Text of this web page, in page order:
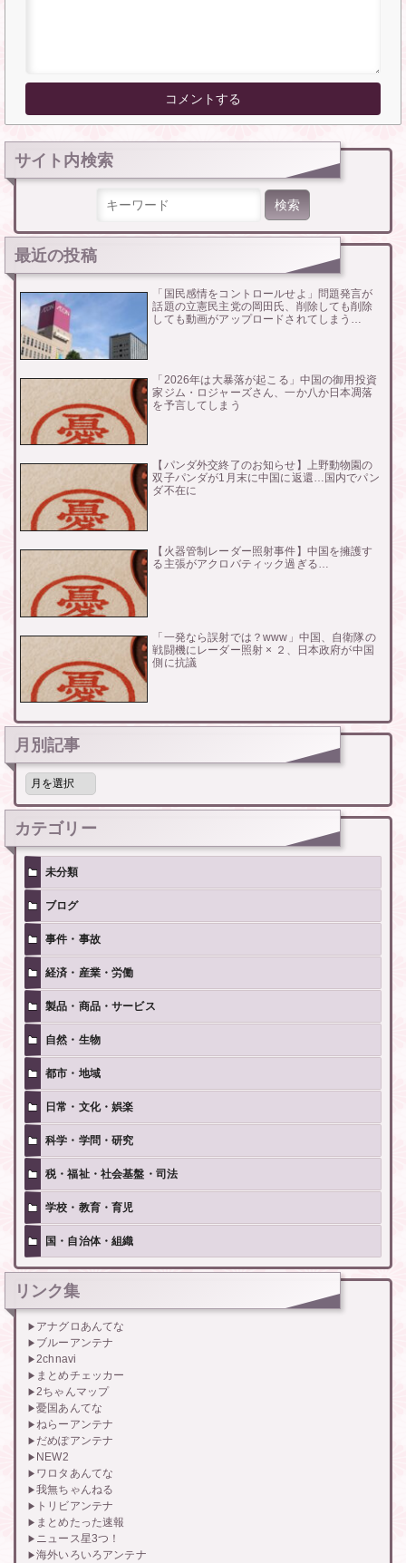
サイト内検索
最近の投稿
「国民感情をコントロールせよ」問題発言が
話題の立憲民主党の岡田氏、削除しても削除
しても動画がアップロードされてしまう…
「2026年は大暴落が起こる」中国の御用投資
家ジム・ロジャーズさん、一か八か日本凋落
を予言してしまう
【パンダ外交終了のお知らせ】上野動物園の
双子パンダが1月末に中国に返還…国内でパン
ダ不在に
【火器管制レーダー照射事件】中国を擁護す
る主張がアクロバティック過ぎる…
「一発なら誤射では？www」中国、自衛隊の
戦闘機にレーダー照射 × ２、日本政府が中国
側に抗議
月別記事
月
記
事
カテゴリー
未分類
ブログ
事件・事故
経済・産業・労働
製品・商品・サービス
自然・生物
都市・地域
日常・文化・娯楽
科学・学問・研究
税・福祉・社会基盤・司法
学校・教育・育児
国・自治体・組織
リンク集
アナグロあんてな
ブルーアンテナ
2chnavi
まとめチェッカー
2ちゃんマップ
憂国あんてな
ねらーアンテナ
だめぽアンテナ
NEW2
ワロタあんてな
我無ちゃんねる
トリビアンテナ
まとめたった速報
ニュース星3つ！
海外いろいろアンテナ